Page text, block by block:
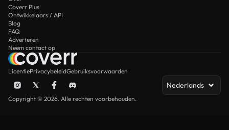
Coverr Plus
Ontwikkelaars / API
Blog
FAQ
Adverteren
Neem contact op
LicentiePrivacybeleidGebruiksvoorwaarden
Nederlands
Copyright © 2026. Alle rechten voorbehouden.